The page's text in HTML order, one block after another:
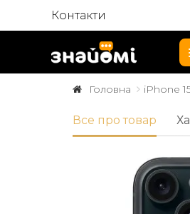
Контакти
Головна iPhone
Все про товар